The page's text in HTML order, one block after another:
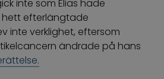
inte som Elias hade
efterlängtade
inte verklighet, eftersom
ändrade på hans